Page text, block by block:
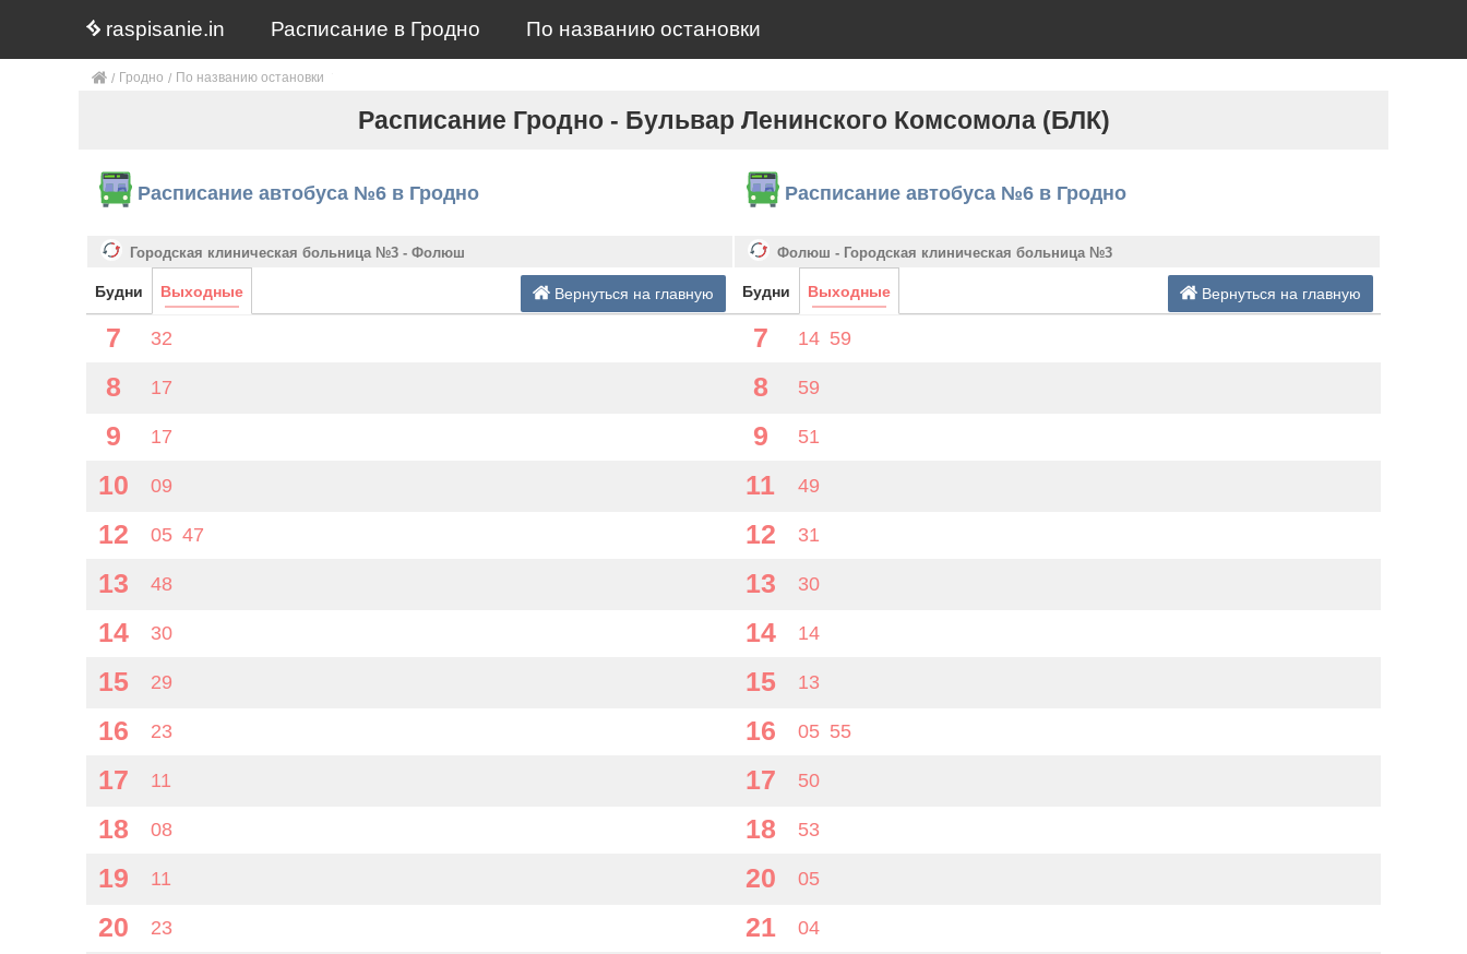
raspisanie.in Расписание в Гродно По названию остановки
Гродно По названию остановки
Расписание Гродно - Бульвар Ленинского Комсомола (БЛК)
Расписание автобуса №6 в Гродно
Городская клиническая больница №3 - Фолюш
Вернуться на главную
Будни Выходные
7 32
8 17
9 17
10 09
12 05 47
13 48
14 30
15 29
16 23
17 11
18 08
19 11
20 23
Расписание автобуса №6 в Гродно
Фолюш - Городская клиническая больница №3
Вернуться на главную
Будни Выходные
7 14 59
8 59
9 51
11 49
12 31
13 30
14 14
15 13
16 05 55
17 50
18 53
20 05
21 04